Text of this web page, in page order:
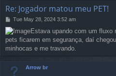
Re: Jogador matou meu PET!
P
o
s
t
Tue May 28, 2024 3:52 am
Estava upando com um fluxo
pets ficarem em segurança, daí
minhocas e me travando.
Arrow br